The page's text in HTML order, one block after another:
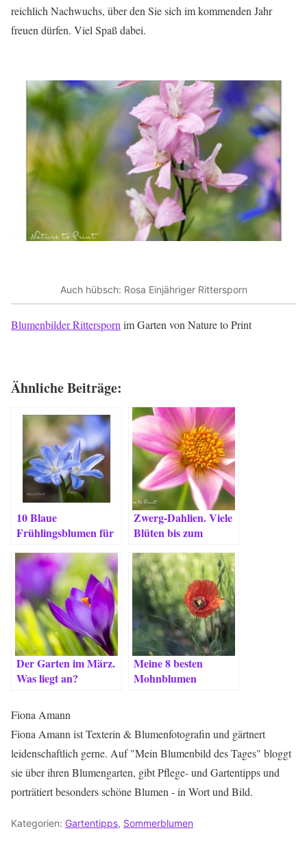
reichlich Nachwuchs, über den Sie sich im kommenden Jahr
freuen dürfen. Viel Spaß dabei.
Auch hübsch: Rosa Einjähriger Rittersporn
Blumenbilder Rittersporn im Garten von Nature to Print
Ähnliche Beiträge:
10 Blaue
Frühlingsblumen für
& Liebhaber
Zwerg-Dahlien. Viele
Blüten bis zum
Der Garten im März.
Was liegt an?
Meine 8 besten
Mohnblumen
Fiona Amann
Fiona Amann ist Texterin & Blumenfotografin und gärtnert
leidenschaftlich gerne. Auf "Mein Blumenbild des Tages" bloggt
sie über ihren Blumengarten, gibt Pflege- und Gartentipps und
porträtiert besonders schöne Blumen - in Wort und Bild.
Kategorien: Gartentipps, Sommerblumen